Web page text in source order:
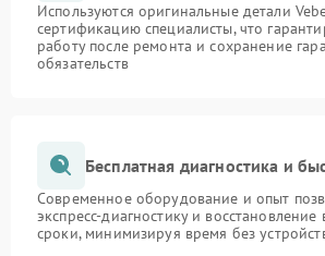
Используются оригинальные детали
сертификацию специалисты, что
работу после ремонта и сохранение
обязательств
Бесплатная диагностика и
Современное оборудование и опыт
экспресс-диагностику и
сроки, минимизируя время без